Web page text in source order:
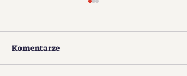
Żyd i Żydówka
Komentarze